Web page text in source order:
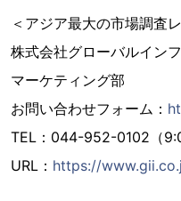
＜アジア最大の市場調査
株式会社グローバルイン
マーケティング部
お問い合わせフォーム：
TEL：044-952-0102（
URL： https://